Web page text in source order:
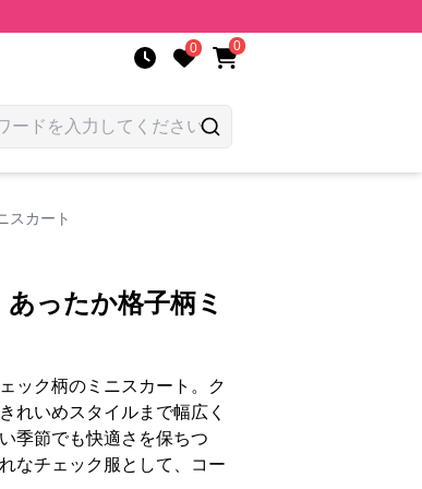
0 0
スカート
ったか格子柄ミ
ック柄のミニスカート。ク
れいめスタイルまで幅広く
季節でも快適さを保ちつ
なチェック服として、コー